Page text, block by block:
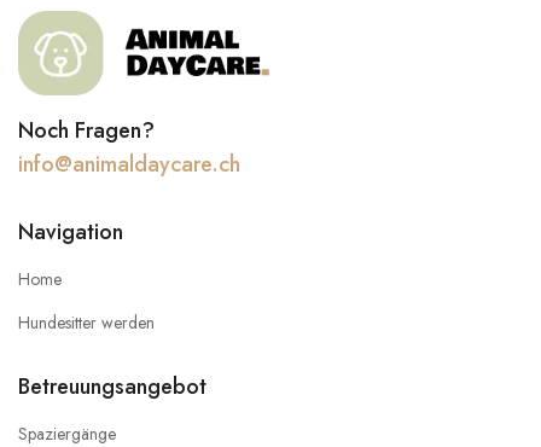
Noch Fragen?
info@animaldaycare.ch
Navigation
Home
Hundesitter werden
Betreuungsangebot
Spaziergänge